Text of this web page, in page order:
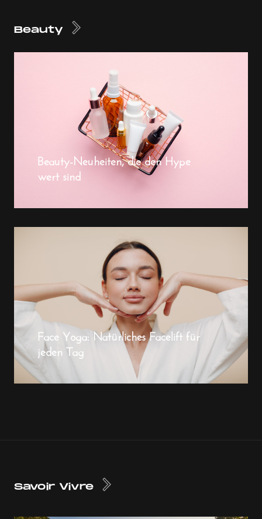
Beauty
Beauty-Neuheiten, die den Hype
wert sind
Face Yoga: Natürliches Facelift für
jeden Tag
Savoir Vivre